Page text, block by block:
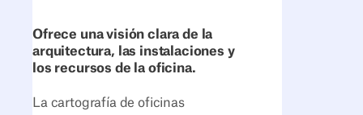
Ofrece una visión clara de la
arquitectura, las instalaciones y
los recursos de la oficina.
La cartografía de oficinas